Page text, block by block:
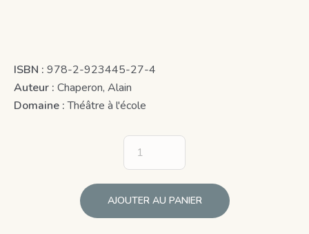
ISBN : 978-2-923445-27-4
Auteur : Chaperon, Alain
Domaine :Théâtre à l'école
AJOUTER AU PANIER